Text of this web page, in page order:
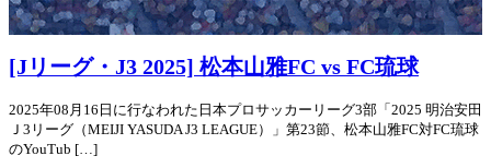
[Jリーグ・J3 2025] 松本山雅FC vs FC琉球
2025年08月16日に行なわれた日本プロサッカーリーグ3部「2025 明治安田
Ｊ3リーグ（MEIJI YASUDA J3 LEAGUE）」第23節、松本山雅FC対FC琉球
のYouTub […]